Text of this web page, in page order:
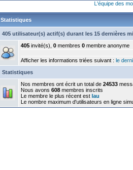
L'équipe des
Statistiques
405 utilisateur(s) actif(s) durant les 15 dernières
405 invité(s), 0 membres 0 membre anonyme
Afficher les informations triées suivant : le
Statistiques
Nos membres ont écrit un total de 24533
Nous avons 608 membres inscrits
Le membre le plus récent est lau
Le nombre maximum d'utilisateurs en ligne